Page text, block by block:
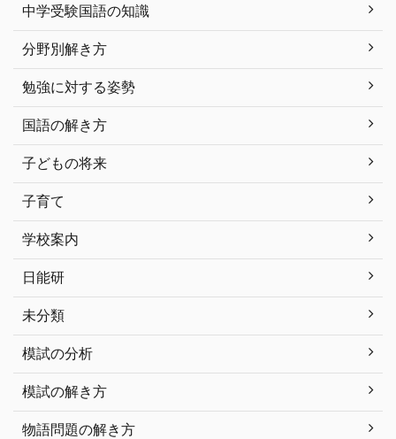
中学受験国語の知識
分野別解き方
勉強に対する姿勢
国語の解き方
子どもの将来
子育て
学校案内
日能研
未分類
模試の分析
模試の解き方
物語問題の解き方